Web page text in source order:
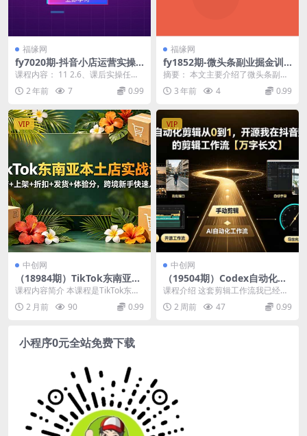
福缘网
fy7020期-抖音小店运营实操
课：商品卡引流投流优化，助
力店铺流量暴增
课程内容： 11 2.6、课后实操任务
与互动答疑,mp4 10 2.5、类目推
荐...2 年前 7 0.99
福缘网
fy1852期-微头条副业掘金训
练营6.0，傻瓜式写作，懒人类
副业项目(“微头条副业掘金训
练营6.0傻瓜式写作，懒人类副
摘要： 本文主要介绍了微头条副业
掘金训练营6.0，这是一个适合懒人
类副业项目的傻...
3 年前 4 0.99
VIP
中创网
（18984期）TikTok东南亚本
土店实战课：开店+上架+折扣
+发货+体验分，跨境新手快速
入局
课程内容简介 本课程是TikTok东南
亚本土店实战课，由灯塔跨境创始
人苗苗Fre...
2 月前 90 0.99
VIP
中创网
（19504期）Codex自动化剪
辑从0到1，开源我在抖音赚了
5W 的剪辑工作流【万字长
文】
课程介绍 这套剪辑工作流我已经用
了两个多月，迭代过不少于10版。
在文章里，我会尽...
2 周前 47 0.99
小程序0元全站免费下载